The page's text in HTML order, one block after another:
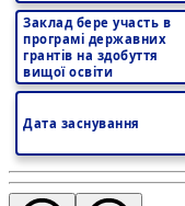
Заклад бере участь в
програмі державних
грантів на здобуття
вищої освіти
Дата заснування